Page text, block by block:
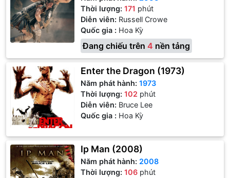
Thời lượng:171 phút
Diễn viên: Russell Crowe
Quốc gia : Hoa Kỳ
Đang chiếu trên4 nền tảng
Enter the Dragon (1973)
Năm phát hành:1973
Thời lượng:102 phút
Diễn viên: Bruce Lee
Quốc gia : Hoa Kỳ
Ip Man (2008)
Năm phát hành: 2008
Thời lượng:106 phút